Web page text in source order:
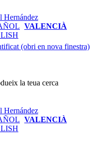
VALENCIÀ
(obri en nova finestra)
la teua cerca
VALENCIÀ